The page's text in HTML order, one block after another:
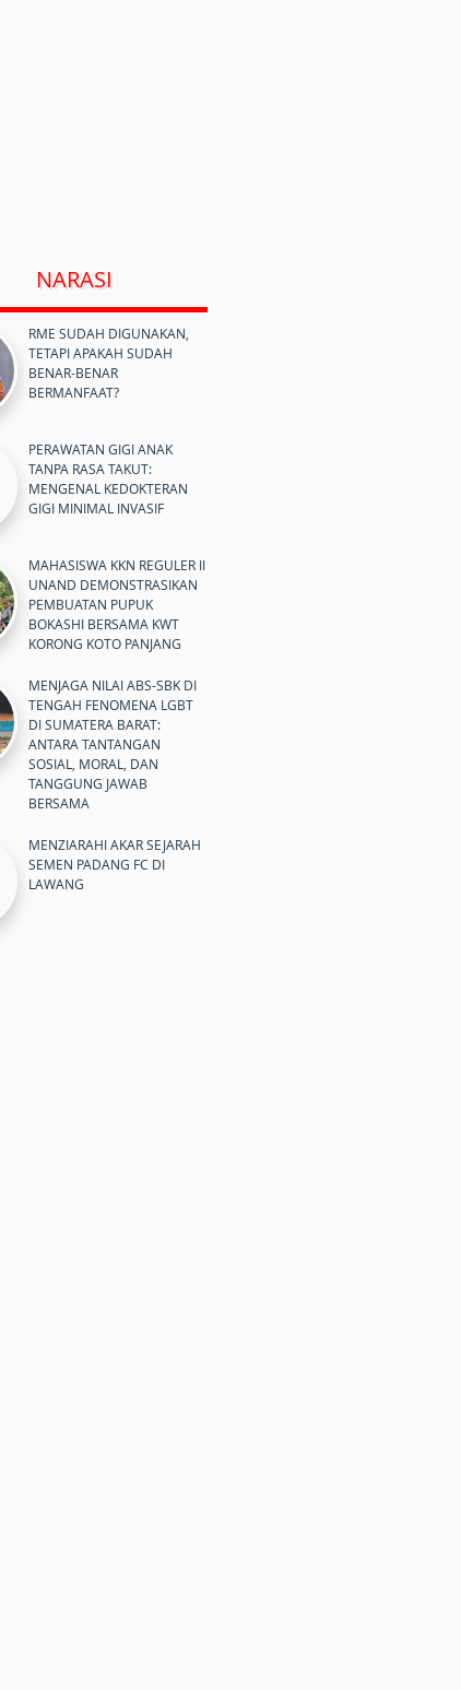
NARASI
RME SUDAH DIGUNAKAN,
TETAPI APAKAH SUDAH
BENAR-BENAR
BERMANFAAT?
PERAWATAN GIGI ANAK
TANPA RASA TAKUT:
MENGENAL KEDOKTERAN
GIGI MINIMAL INVASIF
MAHASISWA KKN REGULER II
UNAND DEMONSTRASIKAN
PEMBUATAN PUPUK
BOKASHI BERSAMA KWT
KORONG KOTO PANJANG
MENJAGA NILAI ABS-SBK DI
TENGAH FENOMENA LGBT
DI SUMATERA BARAT:
ANTARA TANTANGAN
SOSIAL, MORAL, DAN
TANGGUNG JAWAB
BERSAMA
MENZIARAHI AKAR SEJARAH
SEMEN PADANG FC DI
LAWANG